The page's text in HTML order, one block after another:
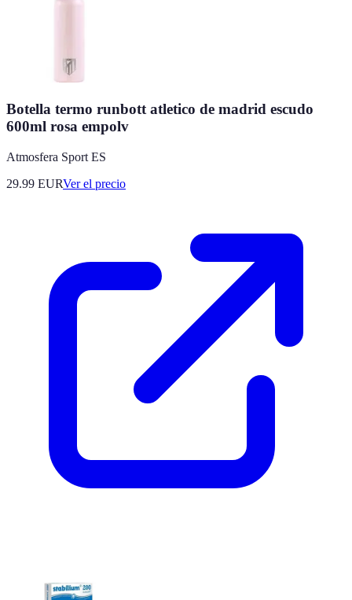
Botella termo runbott atletico de madrid escudo
600ml rosa empolv
Atmosfera Sport ES
29.99 EURVer el precio